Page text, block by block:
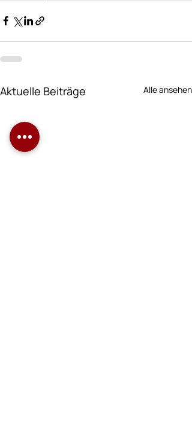
Aktuelle Beiträge Alle ansehen